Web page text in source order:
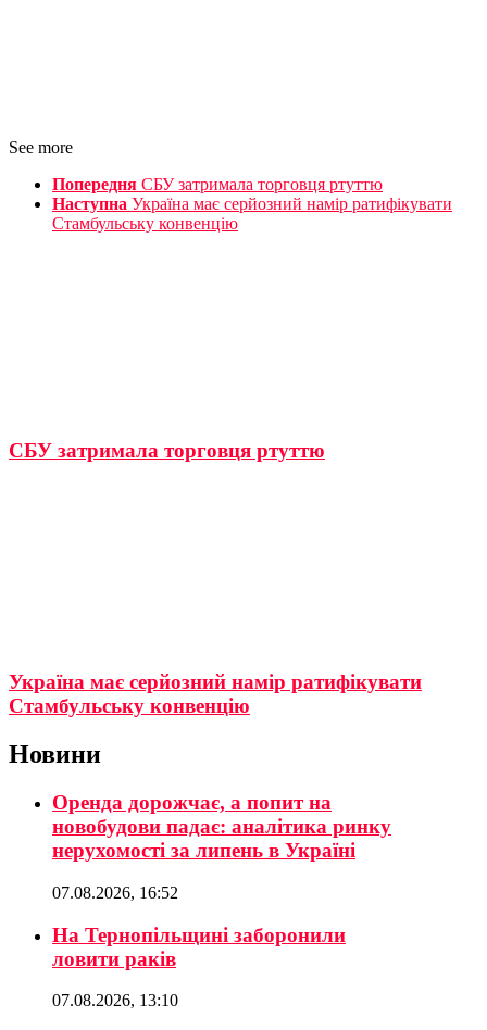
See more
Попередня СБУ затримала торговця ртуттю
Наступна Україна має серйозний намір ратифікувати
Стамбульську конвенцію
СБУ затримала торговця ртуттю
Україна має серйозний намір ратифікувати
Стамбульську конвенцію
Новини
Оренда дорожчає, а попит на
новобудови падає: аналітика ринку
нерухомості за липень в Україні
07.08.2026, 16:52
На Тернопільщині заборонили
ловити раків
07.08.2026, 13:10